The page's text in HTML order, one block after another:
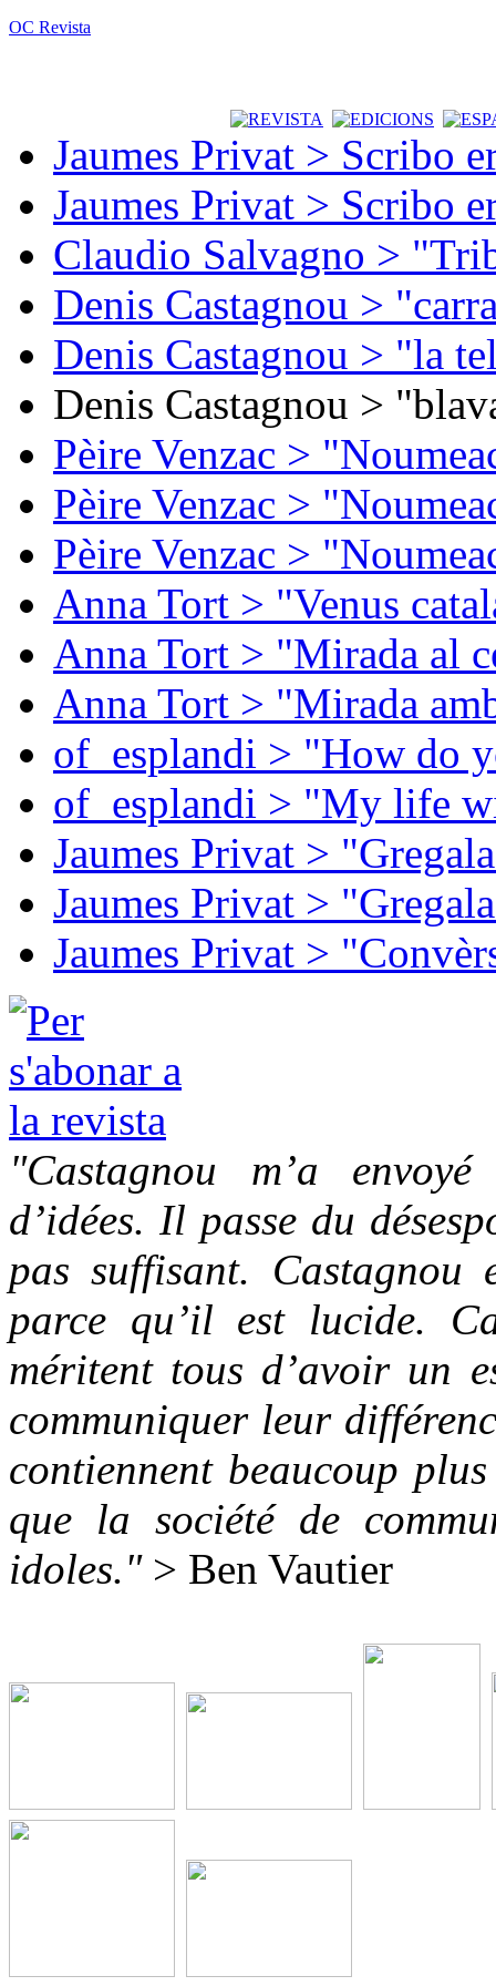
OC Revista
Jaumes Privat > Scribo
Jaumes Privat > Scribo
Claudio Salvagno >
Denis Castagnou >
Denis Castagnou > "la
Denis Castagnou >
Pèire Venzac >
Pèire Venzac >
Pèire Venzac >
Anna Tort > "Venus
Anna Tort > "Mirada al
Anna Tort > "Mirada
of_esplandi > "How do
of_esplandi > "My life
Jaumes Privat >
Jaumes Privat >
Jaumes Privat >
"Castagnou m’a
d’idées. Il passe du
pas suffisant.
parce qu’il est lucide.
méritent tous d’avoir un
communiquer leur
contiennent beaucoup
que la société de
idoles." > Ben Vautier